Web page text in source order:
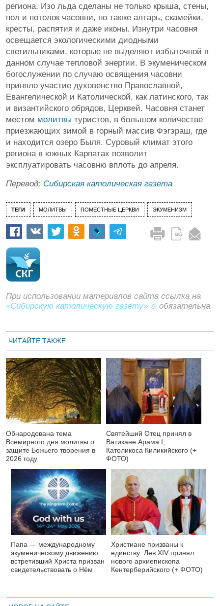
региона. Изо льда сделаны не только крыша, стены,
пол и потолок часовни, но также алтарь, скамейки,
кресты, распятия и даже иконы. Изнутри часовня
освещается экологическими диодными
светильниками, которые не выделяют избыточной в
данном случае тепловой энергии. В экуменическом
богослужении по случаю освящения часовни
приняло участие духовенство Православной,
Евангелической и Католической, как латинского, так
и византийского обрядов, Церквей. Часовня станет
местом молитвы туристов, в большом количестве
приезжающих зимой в горный массив Фэгэраш, где
и находится озеро Быля. Суровый климат этого
региона в южных Карпатах позволит
эксплуатировать часовню вплоть до апреля.
Перевод: Сибирская католическая газета
ТЕГИ МОЛИТВЫ ПОМЕСТНЫЕ ЦЕРКВИ ЭКУМЕНИЗМ
При использовании материалов сайта ссылка на
«Сибирскую католическую газету» © обязательна
ЧИТАЙТЕ ТАКЖЕ
Обнародована тема
Всемирного дня молитвы о
защите Божьего творения в
2026 году
Святейший Отец принял в
Ватикане Арама I,
Католикоса Киликийского (+
ФОТО)
Папа — международному
экуменическому движению:
встретивший Христа призван
свидетельствовать о Нём
Христиане призваны к
единству: Лев XIV принял
нового архиепископа
Кентерберийского (+ ФОТО)